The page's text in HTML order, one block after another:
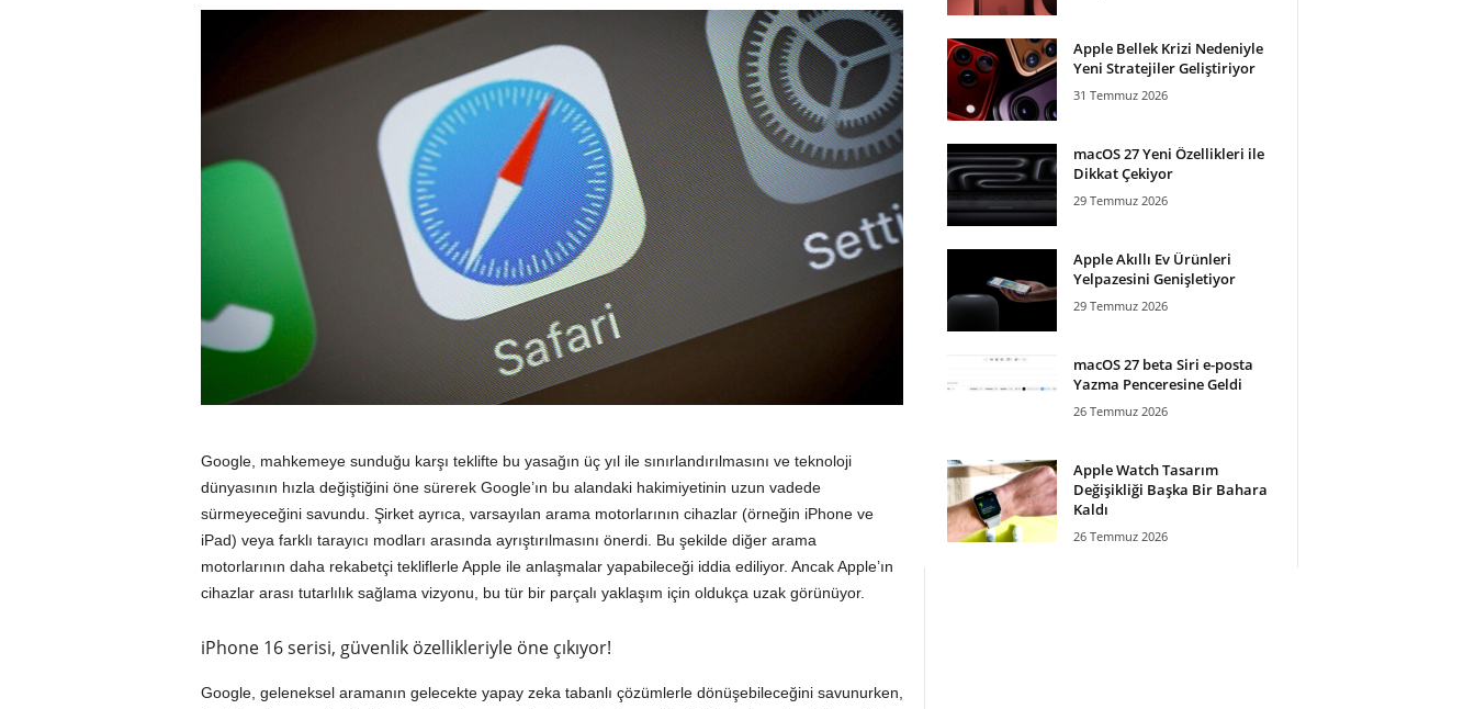
Google, mahkemeye sunduğu karşı teklifte bu yasağın üç yıl ile sınırlandırılmasını ve teknoloji
dünyasının hızla değiştiğini öne sürerek Google’ın bu alandaki hakimiyetinin uzun vadede
sürmeyeceğini savundu. Şirket ayrıca, varsayılan arama motorlarının cihazlar (örneğin iPhone ve
iPad) veya farklı tarayıcı modları arasında ayrıştırılmasını önerdi. Bu şekilde diğer arama
motorlarının daha rekabetçi tekliflerle Apple ile anlaşmalar yapabileceği iddia ediliyor. Ancak Apple’ın
cihazlar arası tutarlılık sağlama vizyonu, bu tür bir parçalı yaklaşım için oldukça uzak görünüyor.
iPhone 16 serisi, güvenlik özellikleriyle öne çıkıyor!
Google, geleneksel aramanın gelecekte yapay zeka tabanlı çözümlerle dönüşebileceğini savunurken,
Apple Bellek Krizi Nedeniyle
Yeni Stratejiler Geliştiriyor
31 Temmuz 2026
macOS 27 Yeni Özellikleri ile
Dikkat Çekiyor
29 Temmuz 2026
Apple Akıllı Ev Ürünleri
Yelpazesini Genişletiyor
29 Temmuz 2026
macOS 27 beta Siri e-posta
Yazma Penceresine Geldi
26 Temmuz 2026
Apple Watch Tasarım
Değişikliği Başka Bir Bahara
Kaldı
26 Temmuz 2026